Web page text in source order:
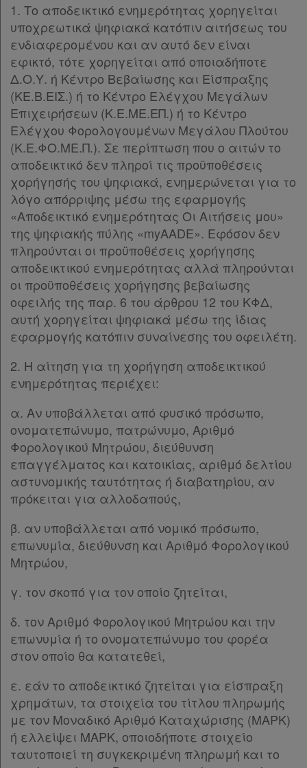
1. Το αποδεικτικό ενημερότητας χορηγείται
υποχρεωτικά ψηφιακά κατόπιν αιτήσεως του
ενδιαφερομένου και αν αυτό δεν είναι
εφικτό, τότε χορηγείται από οποιαδήποτε
Δ.Ο.Υ. ή Κέντρο Βεβαίωσης και Είσπραξης
(ΚΕ.Β.ΕΙΣ.) ή το Κέντρο Ελέγχου Μεγάλων
Επιχειρήσεων (Κ.Ε.ΜΕ.ΕΠ.) ή το Κέντρο
Ελέγχου Φορολογουμένων Μεγάλου Πλούτου
(Κ.Ε.ΦΟ.ΜΕ.Π.). Σε περίπτωση που ο αιτών το
αποδεικτικό δεν πληροί τις προϋποθέσεις
χορήγησής του ψηφιακά, ενημερώνεται για το
λόγο απόρριψης μέσω της εφαρμογής
«Αποδεικτικό ενημερότητας Οι Αιτήσεις μου»
της ψηφιακής πύλης «myAADE». Εφόσον δεν
πληρούνται οι προϋποθέσεις χορήγησης
αποδεικτικού ενημερότητας αλλά πληρούνται
οι προϋποθέσεις χορήγησης βεβαίωσης
οφειλής της παρ. 6 του άρθρου 12 του ΚΦΔ,
αυτή χορηγείται ψηφιακά μέσω της ίδιας
εφαρμογής κατόπιν συναίνεσης του οφειλέτη.
2. Η αίτηση για τη χορήγηση αποδεικτικού
ενημερότητας περιέχει:
α. Αν υποβάλλεται από φυσικό πρόσωπο,
ονοματεπώνυμο, πατρώνυμο, Αριθμό
Φορολογικού Μητρώου, διεύθυνση
επαγγέλματος και κατοικίας, αριθμό δελτίου
αστυνομικής ταυτότητας ή διαβατηρίου, αν
πρόκειται για αλλοδαπούς,
β. αν υποβάλλεται από νομικό πρόσωπο,
επωνυμία, διεύθυνση και Αριθμό Φορολογικού
Μητρώου,
γ. τον σκοπό για τον οποίο ζητείται,
δ. τον Αριθμό Φορολογικού Μητρώου και την
επωνυμία ή το ονοματεπώνυμο του φορέα
στον οποίο θα κατατεθεί,
ε. εάν το αποδεικτικό ζητείται για είσπραξη
χρημάτων, τα στοιχεία του τίτλου πληρωμής
με τον Μοναδικό Αριθμό Καταχώρισης (ΜΑΡΚ)
ή ελλείψει ΜΑΡΚ, οποιοδήποτε στοιχείο
ταυτοποιεί τη συγκεκριμένη πληρωμή και το